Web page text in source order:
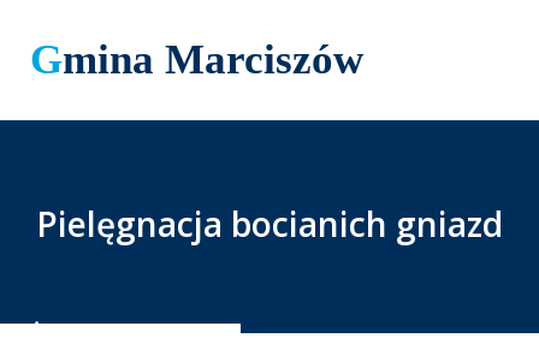
Gmina Marciszów
Pielęgnacja bocianich gniazd